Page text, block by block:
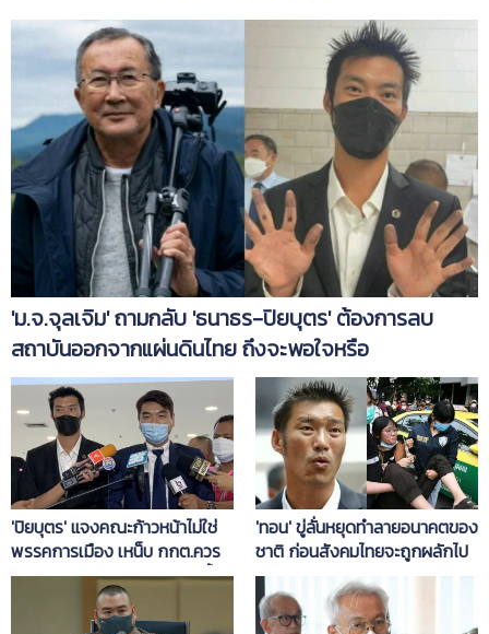
'ม.จ.จุลเจิม' ถามกลับ 'ธนาธร-ปิยบุตร' ต้องการลบ
สถาบันออกจากแผ่นดินไทย ถึงจะพอใจหรือ
'ปิยบุตร' แจงคณะก้าวหน้าไม่ใช่
พรรคการเมือง เหน็บ กกต.ควร
ดีใจช่วยคนรุ่นใหม่สนใจเลือกตั้ง
'ทอน' ขู่ลั่นหยุดทำลายอนาคตของ
ชาติ ก่อนสังคมไทยจะถูกผลักไป
ไกลเกินประนีประนอมกันได้